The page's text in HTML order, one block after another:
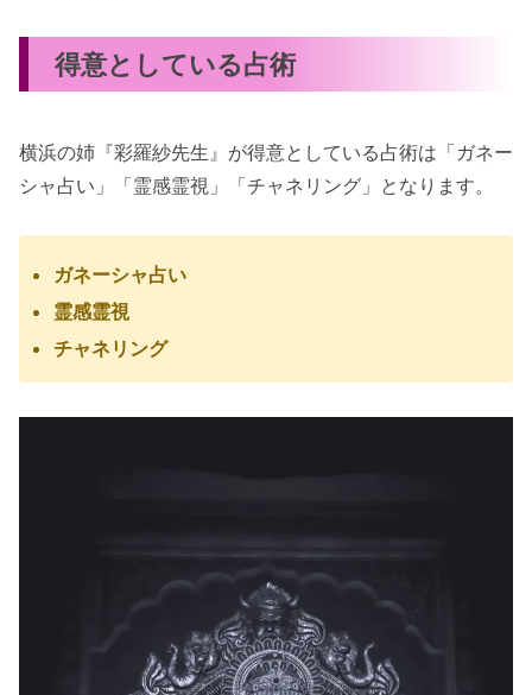
得意としている占術
横浜の姉『彩羅紗先生』が得意としている占術は「ガネー
シャ占い」「霊感霊視」「チャネリング」となります。
ガネーシャ占い
霊感霊視
チャネリング